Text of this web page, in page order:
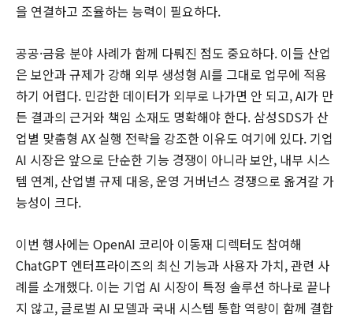
을 연결하고 조율하는 능력이 필요하다.
공공·금융 분야 사례가 함께 다뤄진 점도 중요하다. 이들 산업
은 보안과 규제가 강해 외부 생성형 AI를 그대로 업무에 적용
하기 어렵다. 민감한 데이터가 외부로 나가면 안 되고, AI가 만
든 결과의 근거와 책임 소재도 명확해야 한다. 삼성SDS가 산
업별 맞춤형 AX 실행 전략을 강조한 이유도 여기에 있다. 기업
AI 시장은 앞으로 단순한 기능 경쟁이 아니라 보안, 내부 시스
템 연계, 산업별 규제 대응, 운영 거버넌스 경쟁으로 옮겨갈 가
능성이 크다.
이번 행사에는 OpenAI 코리아 이동재 디렉터도 참여해
ChatGPT 엔터프라이즈의 최신 기능과 사용자 가치, 관련 사
례를 소개했다. 이는 기업 AI 시장이 특정 솔루션 하나로 끝나
지 않고, 글로벌 AI 모델과 국내 시스템 통합 역량이 함께 결합